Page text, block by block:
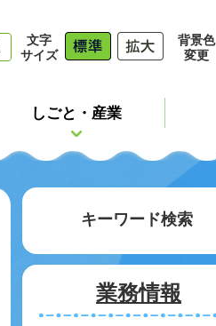
文字
サイズ
背景色
変更
しごと・産業
キーワード検索
業務情報